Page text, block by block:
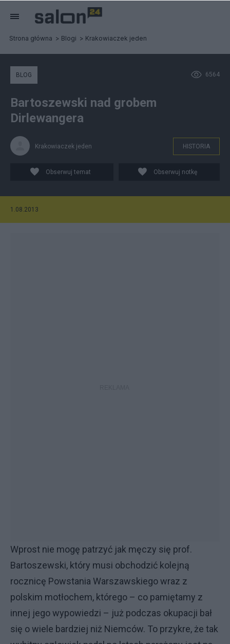
Strona główna Blogi Krakowiaczek jeden
6564
BLOG
Bartoszewski nad grobem
Dirlewangera
Krakowiaczek jeden HISTORIA
Obserwuj temat Obserwuj notkę
1.08.2013
Wprost nie mogę patrzyć jak męczy się prof.
Bartoszewski, który musi obchodzić kolejną
rocznicę Powstania Warszawskiego wraz z
polskim motłochem, którego – co pamiętamy z
innej jego wypowiedzi – już podczas okupacji bał
się o wiele bardziej niż Niemców. To przykre, że tak